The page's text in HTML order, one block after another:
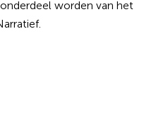
worden van het